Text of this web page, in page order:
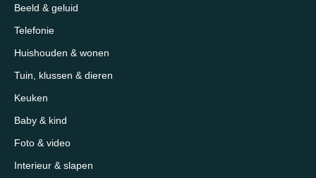
Beeld & geluid
Telefonie
Huishouden & wonen
Tuin, klussen & dieren
Keuken
Baby & kind
Foto & video
Interieur & slapen